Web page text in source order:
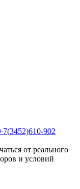
902
от реального
и условий